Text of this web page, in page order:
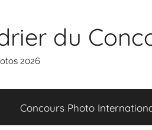
du
2026
Concours Photo